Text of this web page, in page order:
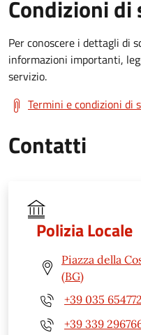
Condizioni di
Per conoscere i dettagli di
informazioni importanti,
servizio.
Termini e condizioni di
Contatti
Polizia Locale
Piazza della
(BG)
+39 035 654772
+39 339